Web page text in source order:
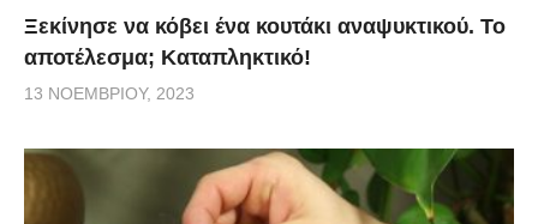
Ξεκίνησε να κόβει ένα κουτάκι αναψυκτικού. Το
αποτέλεσμα; Καταπληκτικό!
13 ΝΟΕΜΒΡΊΟΥ, 2023